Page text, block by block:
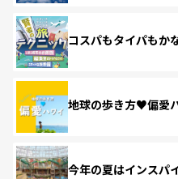
コスパもタイパもか
地球の歩き方♥偏愛
今年の夏はインスパ